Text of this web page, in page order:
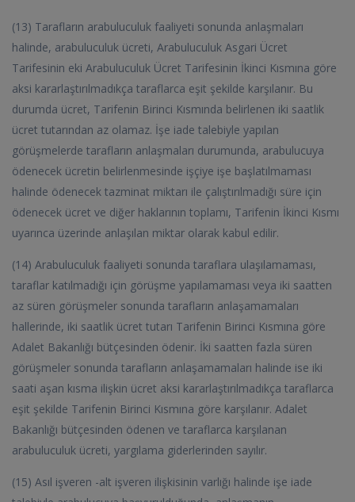
(13) Tarafların arabuluculuk faaliyeti sonunda anlaşmaları
halinde, arabuluculuk ücreti, Arabuluculuk Asgari Ücret
Tarifesinin eki Arabuluculuk Ücret Tarifesinin İkinci Kısmına göre
aksi kararlaştırılmadıkça taraflarca eşit şekilde karşılanır. Bu
durumda ücret, Tarifenin Birinci Kısmında belirlenen iki saatlik
ücret tutarından az olamaz. İşe iade talebiyle yapılan
görüşmelerde tarafların anlaşmaları durumunda, arabulucuya
ödenecek ücretin belirlenmesinde işçiye işe başlatılmaması
halinde ödenecek tazminat miktarı ile çalıştırılmadığı süre için
ödenecek ücret ve diğer haklarının toplamı, Tarifenin İkinci Kısmı
uyarınca üzerinde anlaşılan miktar olarak kabul edilir.
(14) Arabuluculuk faaliyeti sonunda taraflara ulaşılamaması,
taraflar katılmadığı için görüşme yapılamaması veya iki saatten
az süren görüşmeler sonunda tarafların anlaşamamaları
hallerinde, iki saatlik ücret tutarı Tarifenin Birinci Kısmına göre
Adalet Bakanlığı bütçesinden ödenir. İki saatten fazla süren
görüşmeler sonunda tarafların anlaşamamaları halinde ise iki
saati aşan kısma ilişkin ücret aksi kararlaştırılmadıkça taraflarca
eşit şekilde Tarifenin Birinci Kısmına göre karşılanır. Adalet
Bakanlığı bütçesinden ödenen ve taraflarca karşılanan
arabuluculuk ücreti, yargılama giderlerinden sayılır.
(15) Asıl işveren -alt işveren ilişkisinin varlığı halinde işe iade